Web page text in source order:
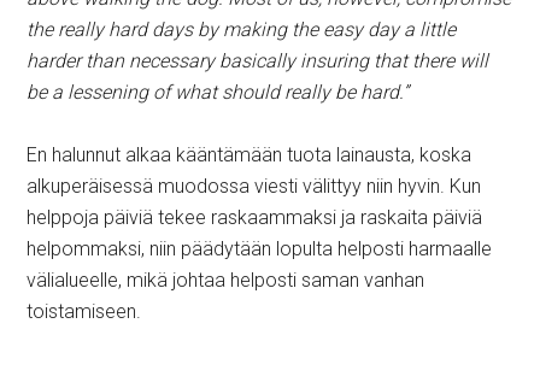
the really hard days by making the easy day a little
harder than necessary basically insuring that there will
be a lessening of what should really be hard.”
En halunnut alkaa kääntämään tuota lainausta, koska
alkuperäisessä muodossa viesti välittyy niin hyvin. Kun
helppoja päiviä tekee raskaammaksi ja raskaita päiviä
helpommaksi, niin päädytään lopulta helposti harmaalle
välialueelle, mikä johtaa helposti saman vanhan
toistamiseen.